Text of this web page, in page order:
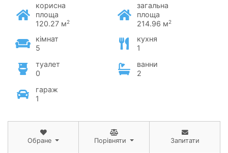
корисна
площа
120.27 м2
загальна
площа
214.96 м2
кімнат
5
кухня
1
туалет
0
ванни
2
гараж
1
Обране Порівняти Запитати